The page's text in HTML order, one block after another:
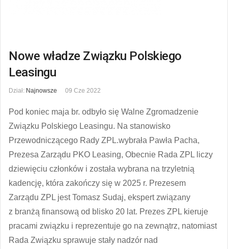
Nowe władze Związku Polskiego
Leasingu
Dział: Najnowsze 09 Cze 2022
Pod koniec maja br. odbyło się Walne Zgromadzenie
Związku Polskiego Leasingu. Na stanowisko
Przewodniczącego Rady ZPL.wybrała Pawła Pacha,
Prezesa Zarządu PKO Leasing, Obecnie Rada ZPL liczy
dziewięciu członków i została wybrana na trzyletnią
kadencję, która zakończy się w 2025 r. Prezesem
Zarządu ZPL jest Tomasz Sudaj, ekspert związany
z branżą finansową od blisko 20 lat. Prezes ZPL kieruje
pracami związku i reprezentuje go na zewnątrz, natomiast
Rada Związku sprawuje stały nadzór nad